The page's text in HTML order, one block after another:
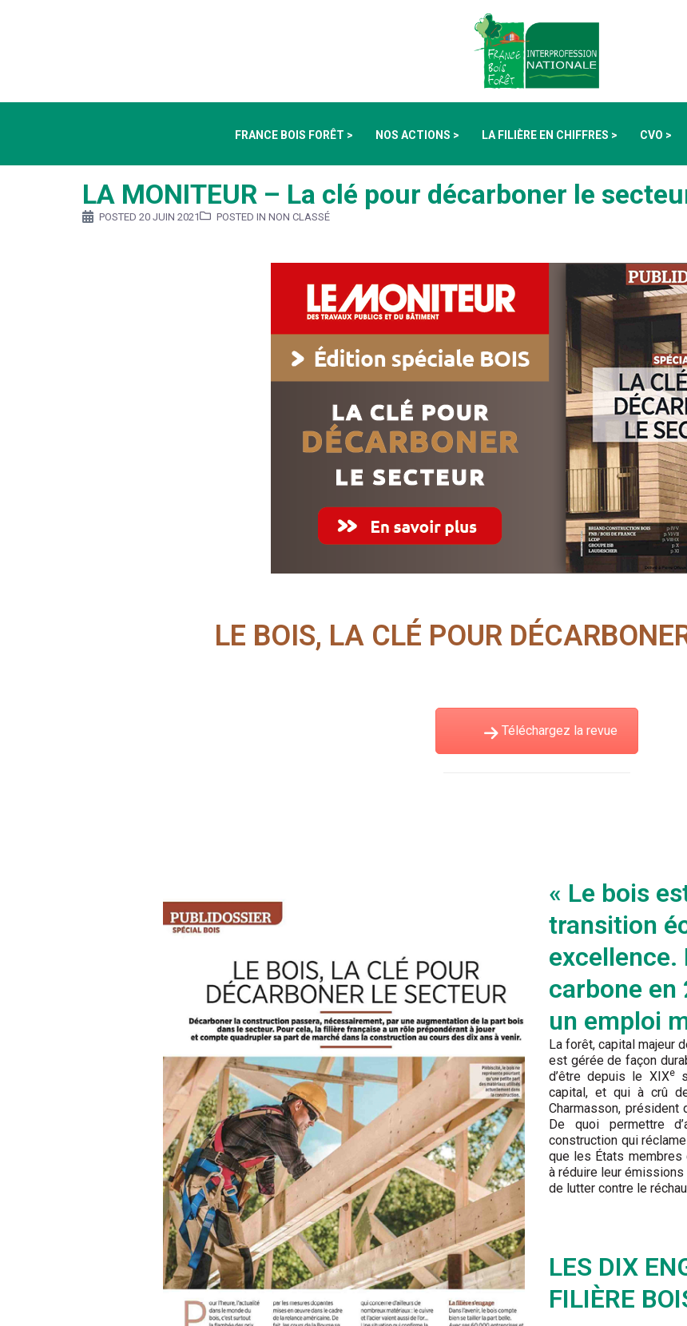
FRANCE BOIS FORÊT > NOS ACTIONS > LA FILIÈRE EN CHIFFRES > CVO >
LA MONITEUR – La clé pour décarboner le
POSTED 20 JUIN 2021 POSTED IN NON CLASSÉ
LE BOIS, LA CLÉ POUR
Téléchargez la revue
« Le bois
transition
excellence.
carbone en
un emploi
La forêt, capital majeur
est gérée de façon
d’être depuis le XIXe
capital, et qui à crû
Charmasson,
De quoi permettre
construction qui
que les États membres
à réduire leur émissions
de lutter contre le
LES DIX
FILIÈRE